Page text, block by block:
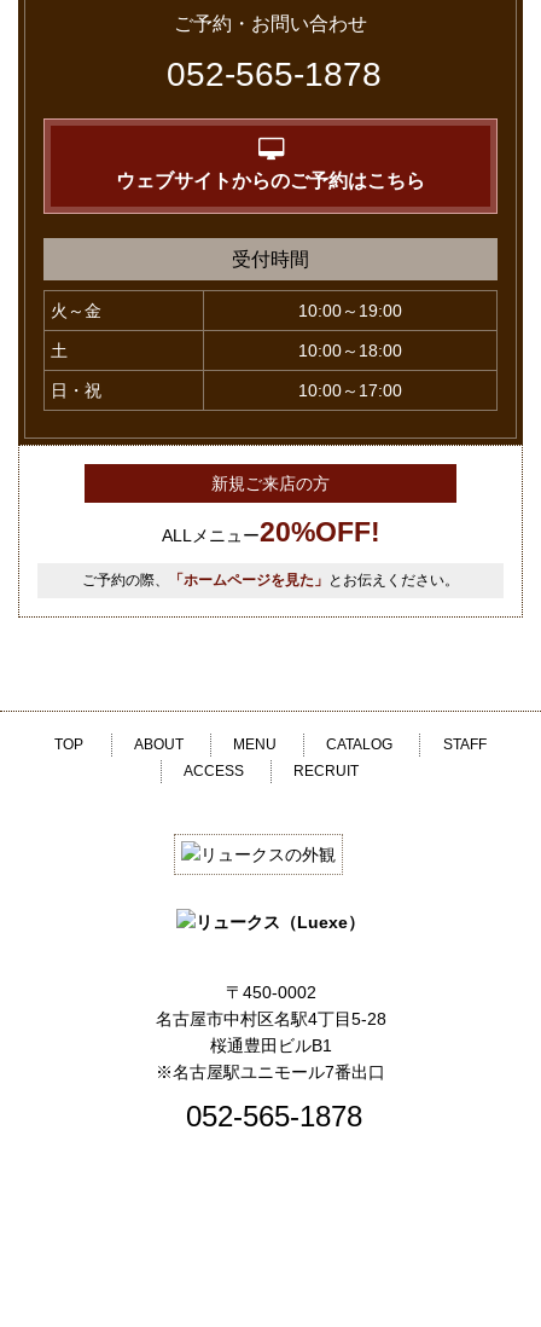
ご予約・お問い合わせ
052-565-1878
ウェブサイトからのご予約はこちら
受付時間
火～金 10:00～19:00
土 10:00～18:00
日・祝 10:00～17:00
新規ご来店の方
ALLメニュー20%OFF!
ご予約の際、 「ホームページを見た」 とお伝えください。
TOP ABOUT MENU CATALOG
STAFF
ACCESS
RECRUIT
〒450-0002
名古屋市中村区名駅4丁目5-28
桜通豊田ビルB1
※名古屋駅ユニモール7番出口
052-565-1878